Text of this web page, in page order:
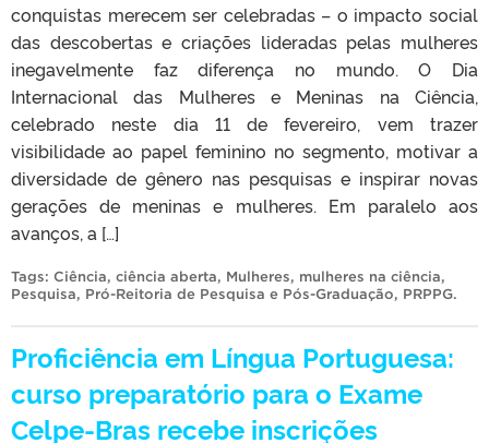
conquistas merecem ser celebradas – o impacto social
das descobertas e criações lideradas pelas mulheres
inegavelmente faz diferença no mundo. O Dia
Internacional das Mulheres e Meninas na Ciência,
celebrado neste dia 11 de fevereiro, vem trazer
visibilidade ao papel feminino no segmento, motivar a
diversidade de gênero nas pesquisas e inspirar novas
gerações de meninas e mulheres. Em paralelo aos
avanços, a […]
Tags: Ciência, ciência aberta, Mulheres, mulheres na ciência,
Pesquisa, Pró-Reitoria de Pesquisa e Pós-Graduação, PRPPG.
Proficiência em Língua Portuguesa:
curso preparatório para o Exame
Celpe-Bras recebe inscrições